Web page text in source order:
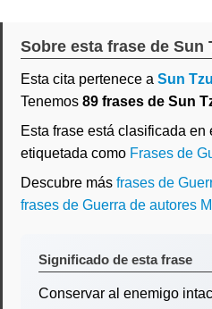
Sobre esta frase de Sun
Esta cita pertenece a Sun Tzu
Tenemos 89 frases de Sun
Esta frase está clasificada en
etiquetada como Frases de
Descubre más frases de
frases de Guerra de autores
Significado de esta frase
Conservar al enemigo